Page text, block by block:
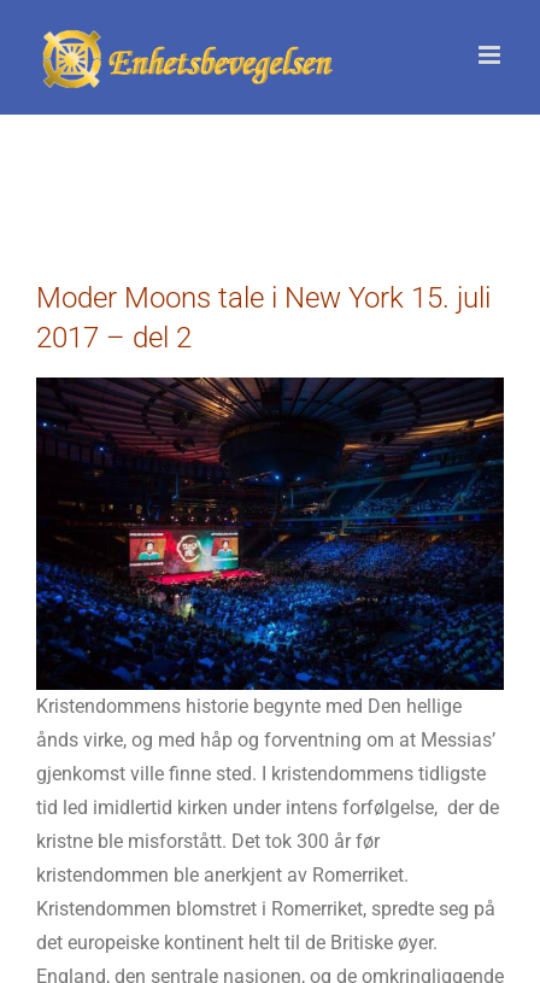
content
Moder Moons tale i New York 15. juli
2017 – del 2
Kristendommens historie begynte med Den hellige
ånds virke, og med håp og forventning om at Messias’
gjenkomst ville finne sted. I kristendommens tidligste
tid led imidlertid kirken under intens forfølgelse, der de
kristne ble misforstått. Det tok 300 år før
kristendommen ble anerkjent av Romerriket.
Kristendommen blomstret i Romerriket, spredte seg på
det europeiske kontinent helt til de Britiske øyer.
England, den sentrale nasjonen, og de omkringliggende